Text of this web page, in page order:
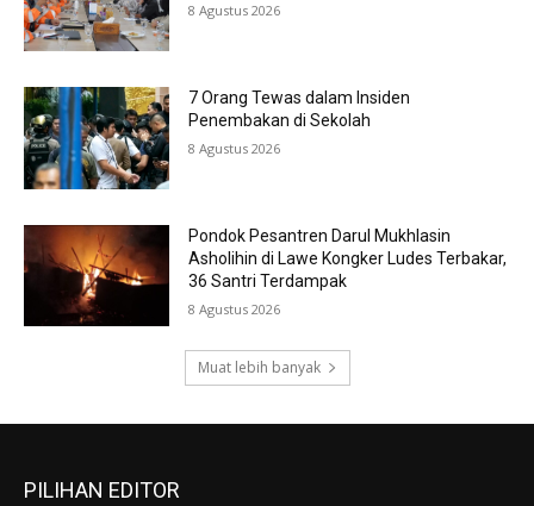
8 Agustus 2026
7 Orang Tewas dalam Insiden
Penembakan di Sekolah
8 Agustus 2026
Pondok Pesantren Darul Mukhlasin
Asholihin di Lawe Kongker Ludes Terbakar,
36 Santri Terdampak
8 Agustus 2026
Muat lebih banyak
PILIHAN EDITOR